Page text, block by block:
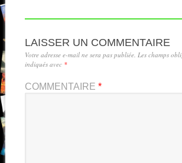
LAISSER UN COMMENTAIRE
Votre adresse e-mail ne sera pas publiée. Les champs
indiqués avec *
COMMENTAIRE *